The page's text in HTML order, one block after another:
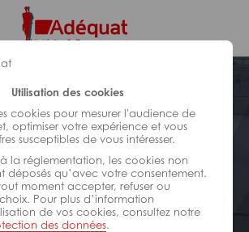
Utilisation des cookies
cookies pour mesurer l'audience de
optimiser votre expérience et vous
susceptibles de vous intéresser.
la réglementation, les cookies non
déposés qu’avec votre consentement.
moment accepter, refuser ou
Pour plus d’information
de vos cookies, consultez notre
des données.
ET TRAVAUX PUBLICS
CACES a / CACES f